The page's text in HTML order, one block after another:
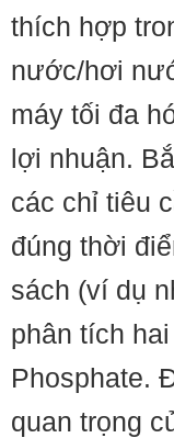
thích hợp
nước/hơi
máy tối đa
lợi nhuận.
các chỉ tiêu
đúng thời
sách (ví dụ
phân tích
Phosphate.
quan trọng